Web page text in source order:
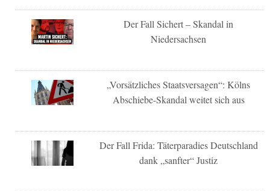
Der Fall Sichert – Skandal in
Niedersachsen
„Vorsätzliches Staatsversagen“: Kölns
Abschiebe-Skandal weitet sich aus
Der Fall Frida: Täterparadies Deutschland
dank „sanfter“ Justiz